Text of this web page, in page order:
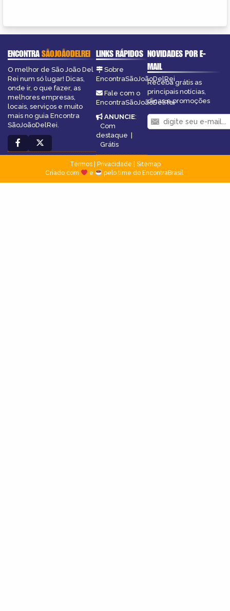
ENCONTRASÃOJOÃODELREI
O melhor de São João Del
Rei num só lugar! Dicas,
onde ir, o que fazer, as
melhores empresas,
locais, serviços e muito
mais no guia Encontra
SãoJoãoDelRei.
LINKS RÁPIDOS
Sobre
EncontraSãoJoãoDelRei
Fale com o
EncontraSãoJoãoDelRei
ANUNCIE:
Com
destaque |
Grátis
NOVIDADES POR E-
MAIL
Receba grátis as
principais notícias,
dicas e promoções
Termos| Privacidade
Sitemap
Criado com
e pelo time do EncontraBrasil